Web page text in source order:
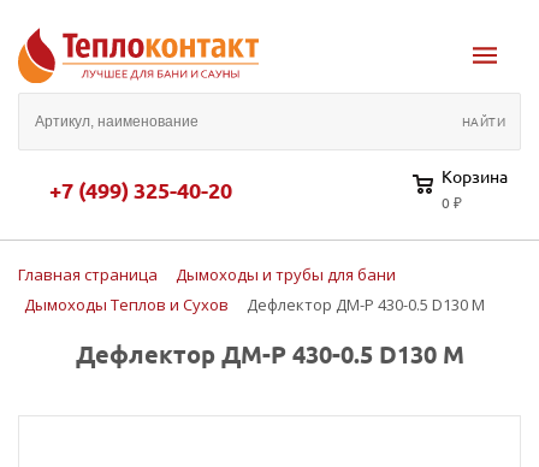
+7 (499) 325-40-20 Корзина
0 ₽
Главная страница
Дымоходы и трубы для бани
Дымоходы Теплов и Сухов
Дефлектор ДМ-Р 430-0.5 D130 М
Дефлектор ДМ-Р 430-0.5 D130 М